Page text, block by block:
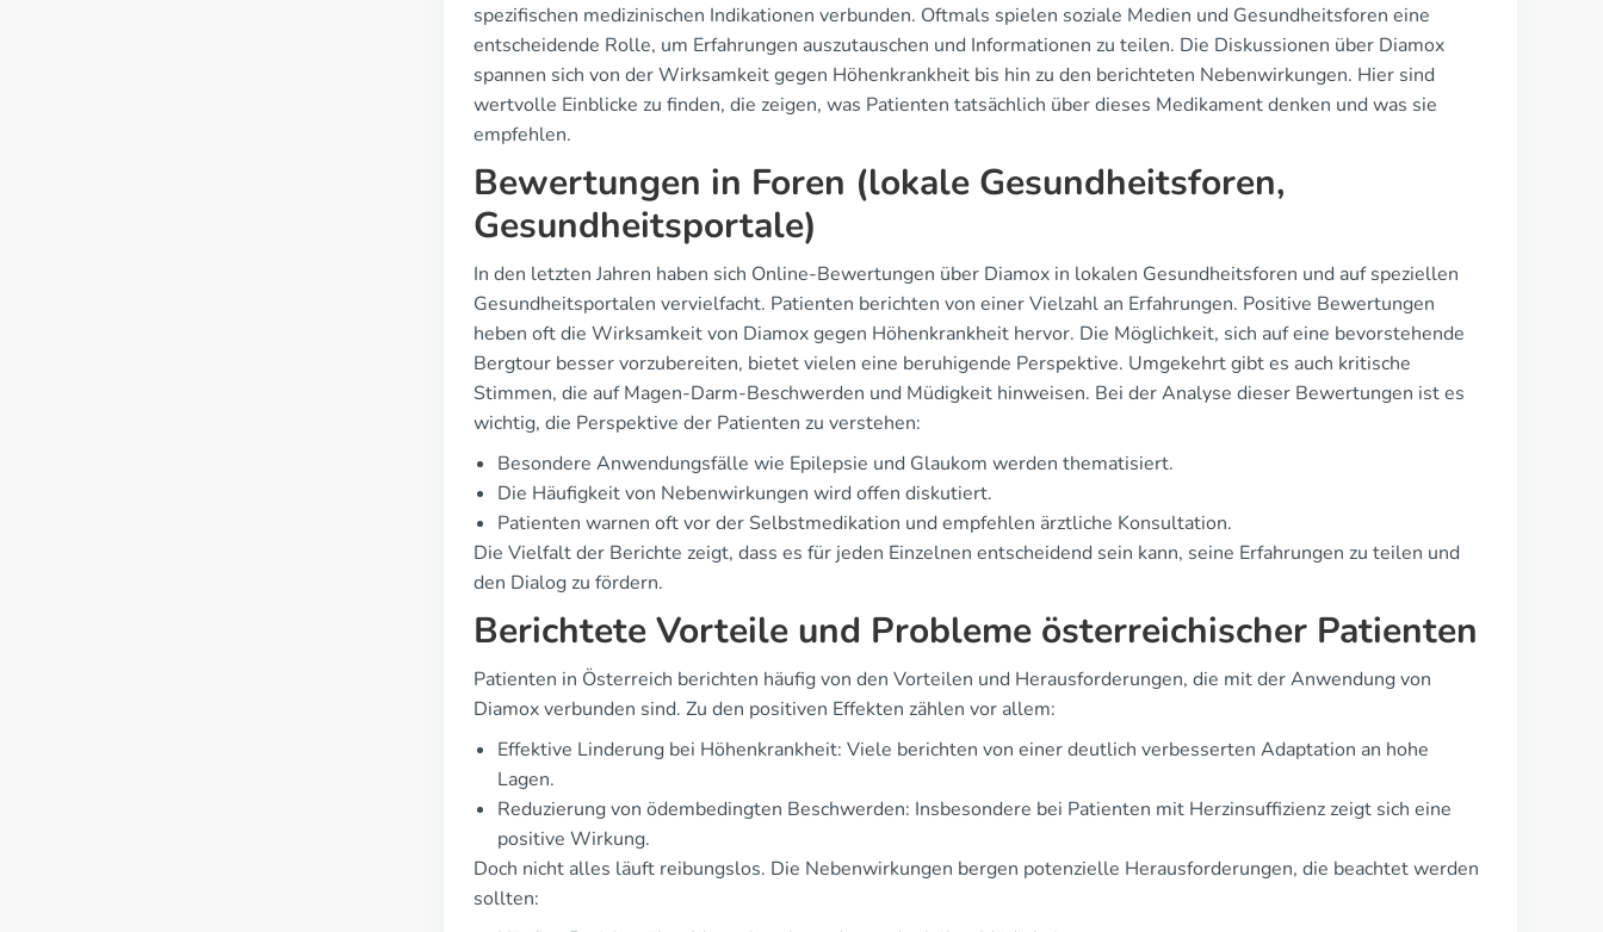
spezifischen medizinischen Indikationen verbunden. Oftmals spielen soziale Medien und Gesundheitsforen eine
entscheidende Rolle, um Erfahrungen auszutauschen und Informationen zu teilen. Die Diskussionen über Diamox
spannen sich von der Wirksamkeit gegen Höhenkrankheit bis hin zu den berichteten Nebenwirkungen. Hier sind
wertvolle Einblicke zu finden, die zeigen, was Patienten tatsächlich über dieses Medikament denken und was sie
empfehlen.
Bewertungen in Foren (lokale Gesundheitsforen,
Gesundheitsportale)
In den letzten Jahren haben sich Online-Bewertungen über Diamox in lokalen Gesundheitsforen und auf speziellen
Gesundheitsportalen vervielfacht. Patienten berichten von einer Vielzahl an Erfahrungen. Positive Bewertungen
heben oft die Wirksamkeit von Diamox gegen Höhenkrankheit hervor. Die Möglichkeit, sich auf eine bevorstehende
Bergtour besser vorzubereiten, bietet vielen eine beruhigende Perspektive. Umgekehrt gibt es auch kritische
Stimmen, die auf Magen-Darm-Beschwerden und Müdigkeit hinweisen. Bei der Analyse dieser Bewertungen ist es
wichtig, die Perspektive der Patienten zu verstehen:
Besondere Anwendungsfälle wie Epilepsie und Glaukom werden thematisiert.
Die Häufigkeit von Nebenwirkungen wird offen diskutiert.
Patienten warnen oft vor der Selbstmedikation und empfehlen ärztliche Konsultation.
Die Vielfalt der Berichte zeigt, dass es für jeden Einzelnen entscheidend sein kann, seine Erfahrungen zu teilen und
den Dialog zu fördern.
Berichtete Vorteile und Probleme österreichischer Patienten
Patienten in Österreich berichten häufig von den Vorteilen und Herausforderungen, die mit der Anwendung von
Diamox verbunden sind. Zu den positiven Effekten zählen vor allem:
Effektive Linderung bei Höhenkrankheit: Viele berichten von einer deutlich verbesserten Adaptation an hohe
Lagen.
Reduzierung von ödembedingten Beschwerden: Insbesondere bei Patienten mit Herzinsuffizienz zeigt sich eine
positive Wirkung.
Doch nicht alles läuft reibungslos. Die Nebenwirkungen bergen potenzielle Herausforderungen, die beachtet werden
sollten: